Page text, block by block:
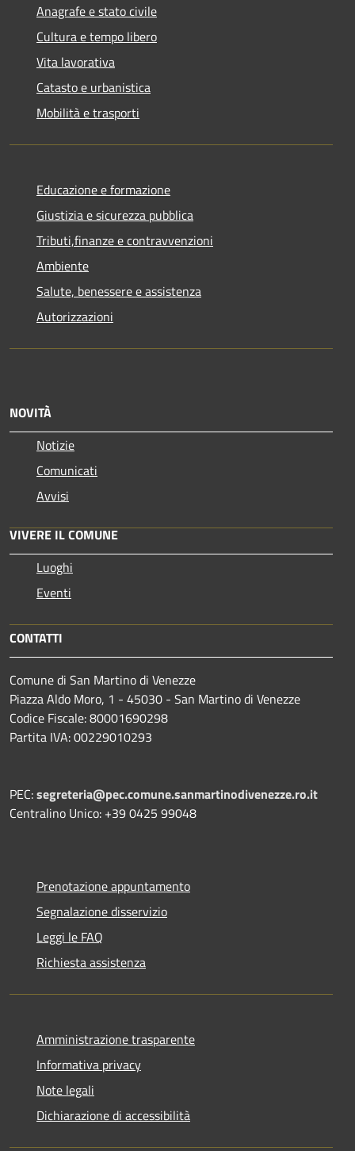
Anagrafe e stato civile
Cultura e tempo libero
Vita lavorativa
Catasto e urbanistica
Mobilità e trasporti
Educazione e formazione
Giustizia e sicurezza pubblica
Tributi,finanze e contravvenzioni
Ambiente
Salute, benessere e assistenza
Autorizzazioni
NOVITÀ
Notizie
Comunicati
Avvisi
VIVERE IL COMUNE
Luoghi
Eventi
CONTATTI
Comune di San Martino di Venezze
Piazza Aldo Moro, 1 - 45030 - San Martino di Venezze
Codice Fiscale: 80001690298
Partita IVA: 00229010293
PEC:segreteria@pec.comune.sanmartinodivenezze.ro.it
Centralino Unico: +39 0425 99048
Prenotazione appuntamento
Segnalazione disservizio
Leggi le FAQ
Richiesta assistenza
Amministrazione trasparente
Informativa privacy
Note legali
Dichiarazione di accessibilità